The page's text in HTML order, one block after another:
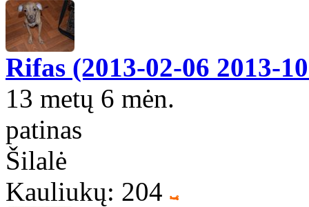
Rifas (2013-02-06 2013-
13 metų 6 mėn.
patinas
Šilalė
Kauliukų: 204